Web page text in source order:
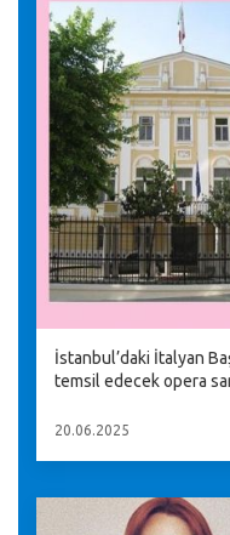
İstanbul’daki İtalyan
temsil edecek opera
20.06.2025